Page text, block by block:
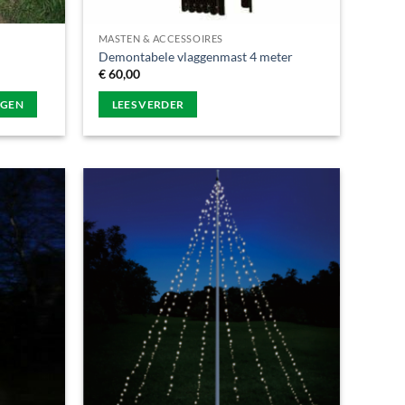
MASTEN & ACCESSOIRES
Demontabele vlaggenmast 4 meter
€60,00
LEES VERDER